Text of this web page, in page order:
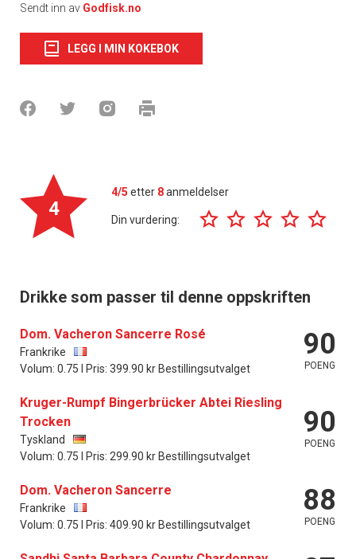
Sendt inn av Godfisk.no
LEGG I MIN KOKEBOK
4
4/5 etter 8anmeldelser
Din vurdering:
Drikke som passer til denne oppskriften
Dom. Vacheron Sancerre Rosé
Frankrike
Volum: 0.75 l Pris: 399.90 kr Bestillingsutvalget
90
POENG
Kruger-Rumpf Bingerbrücker Abtei Riesling
Trocken
Tyskland
Volum: 0.75 l Pris: 299.90 kr Bestillingsutvalget
90
POENG
Dom. Vacheron Sancerre
Frankrike
Volum: 0.75 l Pris: 409.90 kr Bestillingsutvalget
88
POENG